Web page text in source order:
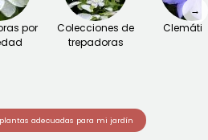
por
Colecciones de
trepadoras
→
adecuadas para mi jardín